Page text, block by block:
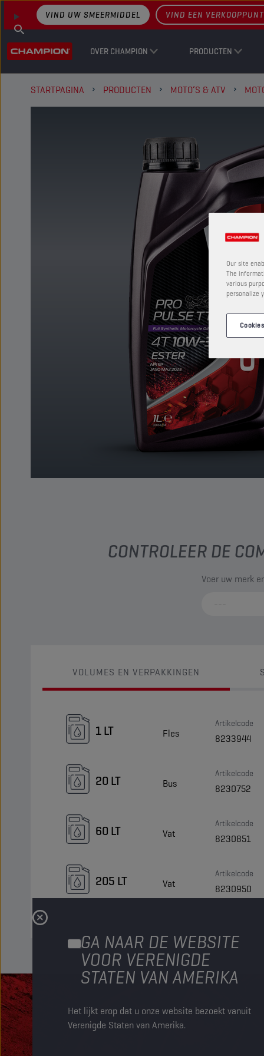
GA NAAR DE WEBSITE
VOOR VERENIGDE
STATEN VAN AMERIKA
Het lijkt erop dat u onze website bezoekt vanuit
Verenigde Staten van Amerika.
OVER CHAMPION PRODUCTEN
VIND UW SMEERMIDDEL VIND EEN VERKOOPPUNT
STARTPAGINA PRODUCTEN MOTO’S & ATV
CONTROLEER DE
Voer uw merk
VOLUMES EN VERPAKKINGEN
1 LT Fles
Artikelcode
8233944
20 LT Bus
Artikelcode
8230752
60 LT Vat
Artikelcode
8230851
205 LT Vat
Artikelcode
8230950
Our site
The
various
personalize